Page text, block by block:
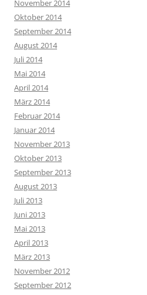
November 2014
Oktober 2014
September 2014
August 2014
Juli 2014
Mai 2014
April 2014
März 2014
Februar 2014
Januar 2014
November 2013
Oktober 2013
September 2013
August 2013
Juli 2013
Juni 2013
Mai 2013
April 2013
März 2013
November 2012
September 2012